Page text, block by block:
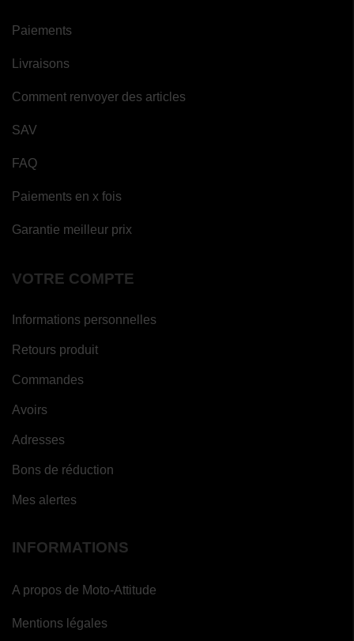
Paiements
Livraisons
Comment renvoyer des articles
SAV
FAQ
Paiements en x fois
Garantie meilleur prix
VOTRE COMPTE
Informations personnelles
Retours produit
Commandes
Avoirs
Adresses
Bons de réduction
Mes alertes
INFORMATIONS
A propos de Moto-Attitude
Mentions légales